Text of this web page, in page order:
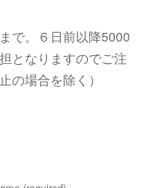
で。６日前以降5000
となりますのでご注
の場合を除く）